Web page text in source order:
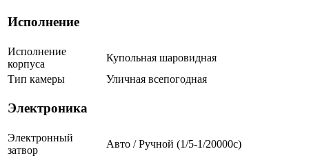
Исполнение
Исполнение
корпуса
Купольная шаровидная
Тип камеры
Уличная всепогодная
Электроника
Электронный
затвор
Авто / Ручной (1/5-1/20000c)